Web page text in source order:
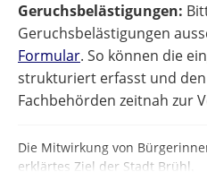
Geruchsbelästigungen:
Geruchsbelästigungen
Formular. So können die
strukturiert erfasst und
Fachbehörden zeitnah zur
Die Mitwirkung von
erklärtes Ziel der Stadt Brühl.